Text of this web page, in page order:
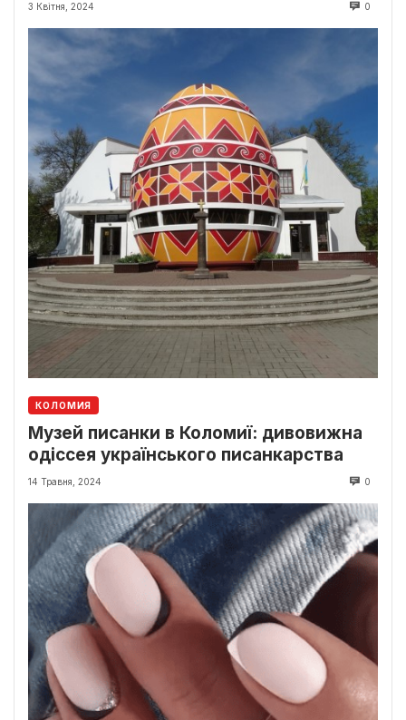
3 Квітня, 2024 0
КОЛОМИЯ
Музей писанки в Коломиї: дивовижна
одіссея українського писанкарства
14 Травня, 2024 0